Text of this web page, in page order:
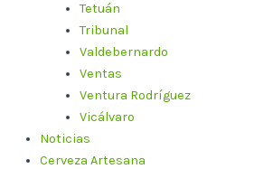
Tetuán
Tribunal
Valdebernardo
Ventas
Ventura Rodríguez
Vicálvaro
Noticias
Cerveza Artesana